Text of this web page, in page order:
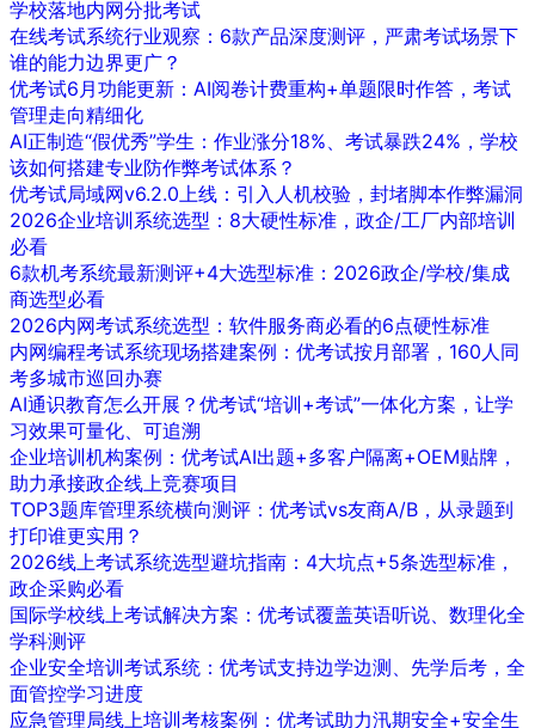
学校落地内网分批考试
在线考试系统行业观察：6款产品深度测评，严肃考试场景下
谁的能力边界更广？
优考试6月功能更新：AI阅卷计费重构+单题限时作答，考试
管理走向精细化
AI正制造“假优秀”学生：作业涨分18%、考试暴跌24%，学校
该如何搭建专业防作弊考试体系？
优考试局域网v6.2.0上线：引入人机校验，封堵脚本作弊漏洞
2026企业培训系统选型：8大硬性标准，政企/工厂内部培训
必看
6款机考系统最新测评+4大选型标准：2026政企/学校/集成
商选型必看
2026内网考试系统选型：软件服务商必看的6点硬性标准
内网编程考试系统现场搭建案例：优考试按月部署，160人同
考多城市巡回办赛
AI通识教育怎么开展？优考试“培训+考试”一体化方案，让学
习效果可量化、可追溯
企业培训机构案例：优考试AI出题+多客户隔离+OEM贴牌，
助力承接政企线上竞赛项目
TOP3题库管理系统横向测评：优考试vs友商A/B，从录题到
打印谁更实用？
2026线上考试系统选型避坑指南：4大坑点+5条选型标准，
政企采购必看
国际学校线上考试解决方案：优考试覆盖英语听说、数理化全
学科测评
企业安全培训考试系统：优考试支持边学边测、先学后考，全
面管控学习进度
应急管理局线上培训考核案例：优考试助力汛期安全+安全生